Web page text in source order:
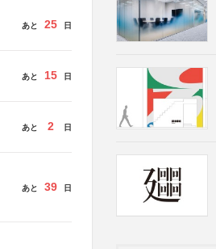
あと 25 日
あと 15 日
あと 2 日
あと 39 日